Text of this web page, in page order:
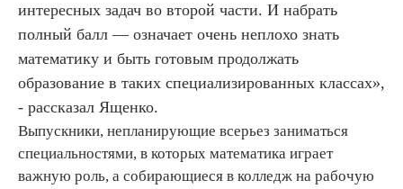
интересных задач во второй части. И набрать
полный балл — означает очень неплохо знать
математику и быть готовым продолжать
образование в таких специализированных классах»,
- рассказал Ященко.
Выпускники, непланирующие всерьез заниматься
специальностями, в которых математика играет
важную роль, а собирающиеся в колледж на рабочую